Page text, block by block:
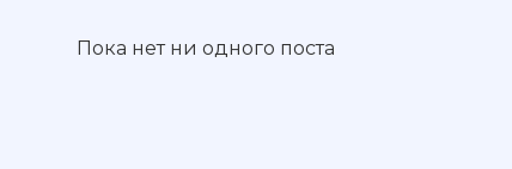
Пока нет ни одного поста